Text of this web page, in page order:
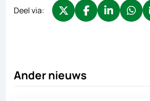
Deel via:
Ander nieuws